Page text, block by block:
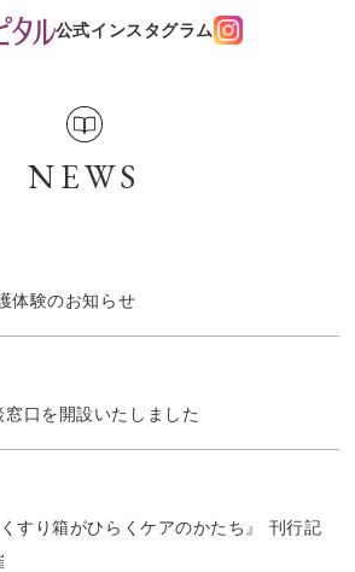
公式インスタグラム
NEWS
体験のお知らせ
窓口を開設いたしました
すり箱がひらくケアのかたち』 刊行記